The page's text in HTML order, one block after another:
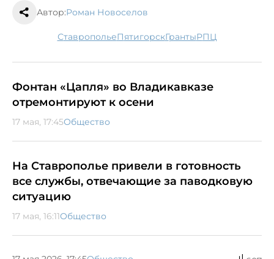
Автор:Роман Новоселов
Ставрополье Пятигорск гранты РПЦ
Фонтан «Цапля» во Владикавказе
отремонтируют к осени
17 мая, 17:45Общество
На Ставрополье привели в готовность
все службы, отвечающие за паводковую
ситуацию
17 мая, 16:11Общество